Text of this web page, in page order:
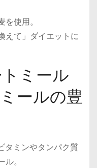
使用。
えて」ダイエットに
ミール
ールの豊
タミンやタンパク質
。